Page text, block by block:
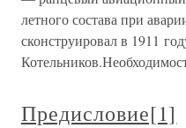
летного состава при
сконструировал в 1911
Предисловие[1]